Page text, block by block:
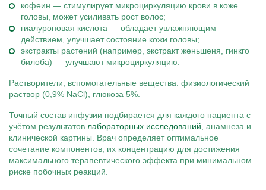
кофеин — стимулирует микроциркуляцию крови в коже
головы, может усиливать рост волос;
гиалуроновая кислота — обладает увлажняющим
действием, улучшает состояние кожи головы;
экстракты растений (например, экстракт женьшеня, гинкго
билоба) — улучшают микроциркуляцию.
Растворители, вспомогательные вещества: физиологический
раствор (0,9% NaCl), глюкоза 5%.
Точный состав инфузии подбирается для каждого пациента с
учётом результатов лабораторных исследований , анамнеза и
клинической картины. Врач определяет оптимальное
сочетание компонентов, их концентрацию для достижения
максимального терапевтического эффекта при минимальном
риске побочных реакций.